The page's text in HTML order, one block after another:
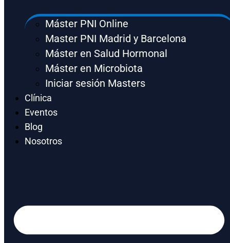
Máster PNI Online
Master PNI Madrid y Barcelona
Máster en Salud Hormonal
Máster en Microbiota
Iniciar sesión Masters
Clínica
Eventos
Blog
Nosotros